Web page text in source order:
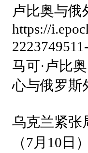
卢比奥与俄
https://
马可·卢比
心与俄罗斯
乌克兰紧张
（7月10日